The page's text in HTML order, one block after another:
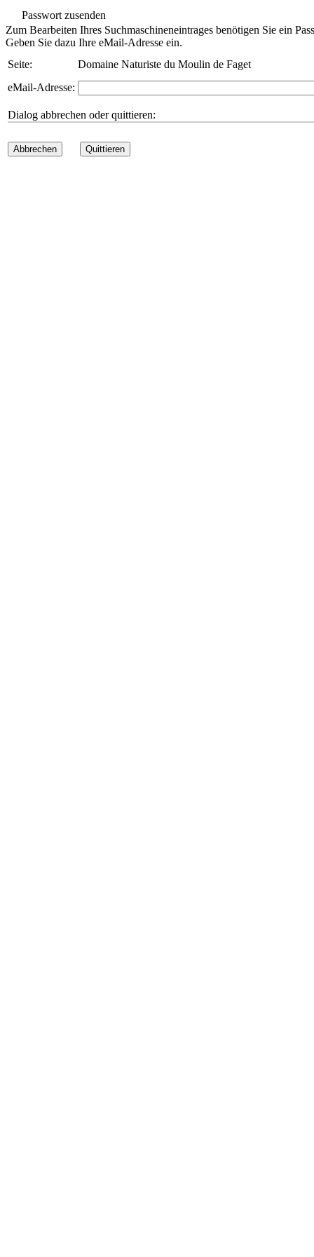
Passwort zusenden
Zum Bearbeiten Ihres Suchmaschineneintrages benötigen Sie ein
Geben Sie dazu Ihre eMail-Adresse ein.
Seite:
Domaine Naturiste du Moulin de Faget
eMail-Adresse:
Dialog abbrechen oder quittieren:
Abbrechen Quittieren